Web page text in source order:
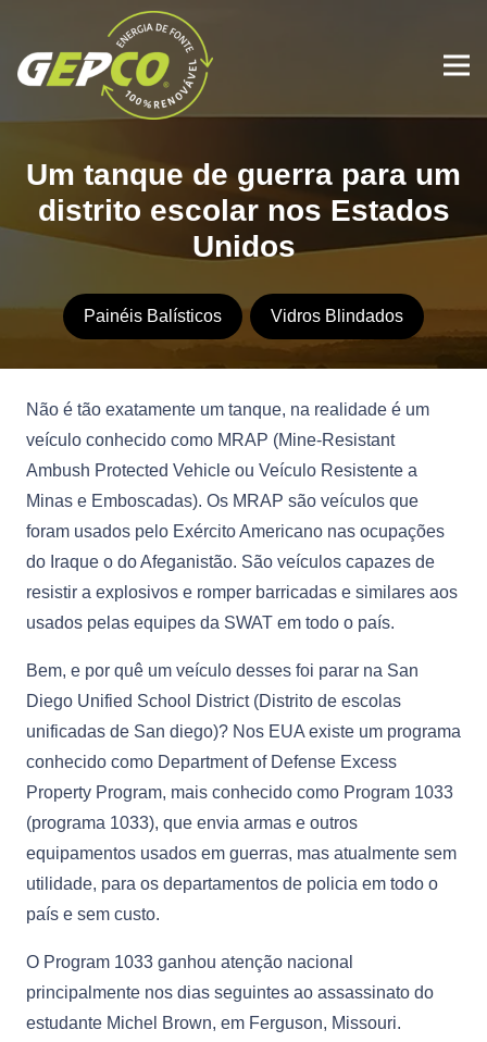
Um tanque de guerra para um
distrito escolar nos Estados
Unidos
Painéis Balísticos Vidros Blindados
Não é tão exatamente um tanque, na realidade é um
veículo conhecido como MRAP (Mine-Resistant
Ambush Protected Vehicle ou Veículo Resistente a
Minas e Emboscadas). Os MRAP são veículos que
foram usados pelo Exército Americano nas ocupações
do Iraque o do Afeganistão. São veículos capazes de
resistir a explosivos e romper barricadas e similares aos
usados pelas equipes da SWAT em todo o país.
Bem, e por quê um veículo desses foi parar na San
Diego Unified School District (Distrito de escolas
unificadas de San diego)? Nos EUA existe um programa
conhecido como Department of Defense Excess
Property Program, mais conhecido como Program 1033
(programa 1033), que envia armas e outros
equipamentos usados em guerras, mas atualmente sem
utilidade, para os departamentos de policia em todo o
país e sem custo.
O Program 1033 ganhou atenção nacional
principalmente nos dias seguintes ao assassinato do
estudante Michel Brown, em Ferguson, Missouri.